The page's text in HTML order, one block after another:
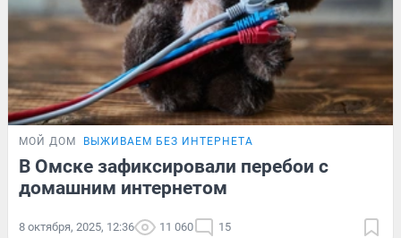
МОЙ ДОМ ВЫЖИВАЕМ БЕЗ ИНТЕРНЕТА
В Омске зафиксировали перебои с
домашним интернетом
8 октября, 2025, 12:36 11 060 15